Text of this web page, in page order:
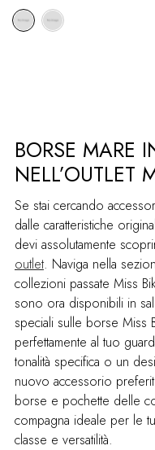
BORSE MARE
NELL’OUTLET
Se stai cercando
dalle caratteristiche
devi assolutamente
outlet. Naviga nella
collezioni passate Miss
sono ora disponibili in
speciali sulle borse Miss
perfettamente al tuo
tonalità specifica o un
nuovo accessorio
borse e pochette delle
compagna ideale per le
classe e versatilità.